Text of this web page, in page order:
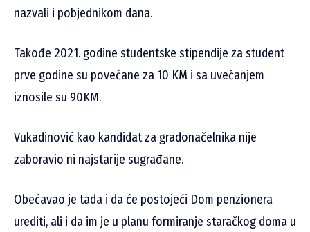
nazvali i pobjednikom dana.
Takođe 2021. godine studentske stipendije za student
prve godine su povećane za 10 KM i sa uvećanjem
iznosile su 90KM.
Vukadinović kao kandidat za gradonačelnika nije
zaboravio ni najstarije sugrađane.
Obećavao je tada i da će postojeći Dom penzionera
urediti, ali i da im je u planu formiranje staračkog doma u